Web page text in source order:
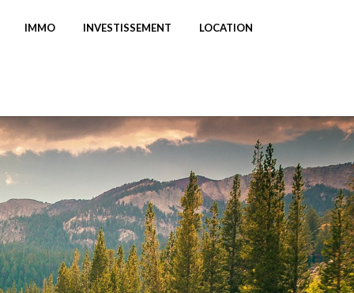
IMMO INVESTISSEMENT LOCATION